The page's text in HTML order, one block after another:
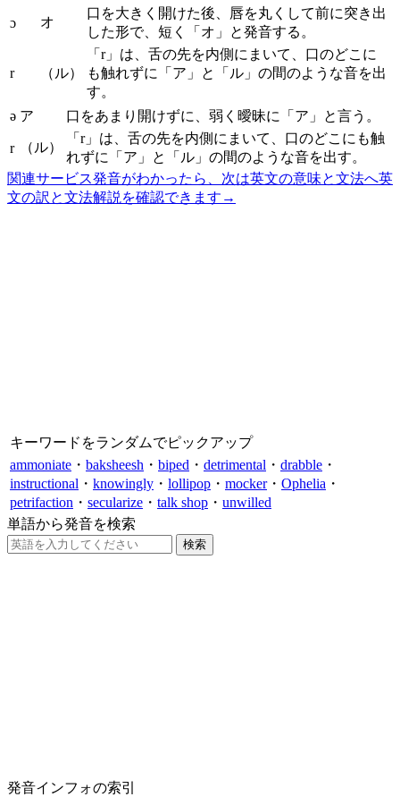
ɔ オ
口を大きく開けた後、唇を丸くして前に突き出
した形で、短く「オ」と発音する。
r （ル）
「r」は、舌の先を内側にまいて、口のどこに
も触れずに「ア」と「ル」の間のような音を出
す。
ə ア 口をあまり開けずに、弱く曖昧に「ア」と言う。
r （ル）
「r」は、舌の先を内側にまいて、口のどこにも触
れずに「ア」と「ル」の間のような音を出す。
関連サービス発音がわかったら、次は英文の意味と文法へ英
文の訳と文法解説を確認できます →
キーワードをランダムでピックアップ
ammoniate ・ baksheesh ・ biped ・ detrimental ・ drabble ・
instructional ・ knowingly ・ lollipop ・ mocker・ Ophelia ・
petrifaction ・ secularize ・ talk shop ・ unwilled
単語から発音を検索
発音インフォの索引